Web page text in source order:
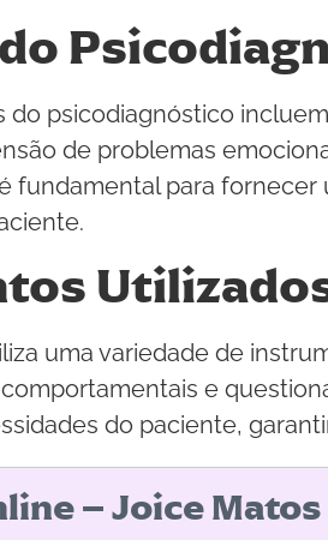
do psicodiagnóstico
de problemas
fundamental para
uma variedade de
e
do paciente,
– Joice